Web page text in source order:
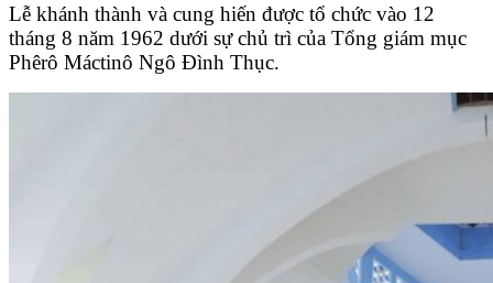
Lễ khánh thành và cung hiến được tổ chức vào 12
tháng 8 năm 1962 dưới sự chủ trì của Tổng giám mục
Phêrô Máctinô Ngô Đình Thục.